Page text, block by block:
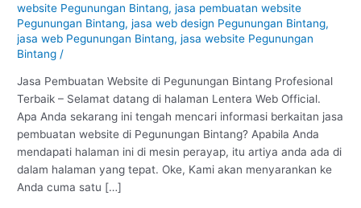
website Pegunungan Bintang,jasa pembuatan website
Pegunungan Bintang,jasa web design Pegunungan Bintang,
jasa web Pegunungan Bintang,jasa website Pegunungan
Bintang /
Jasa Pembuatan Website di Pegunungan Bintang Profesional
Terbaik – Selamat datang di halaman Lentera Web Official.
Apa Anda sekarang ini tengah mencari informasi berkaitan jasa
pembuatan website di Pegunungan Bintang? Apabila Anda
mendapati halaman ini di mesin perayap, itu artiya anda ada di
dalam halaman yang tepat. Oke, Kami akan menyarankan ke
Anda cuma satu […]
Profesional
#1